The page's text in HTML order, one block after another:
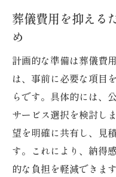
立秋の季節に
介
家族で確認し
立秋特有の地
小山市で安心
急な訃報にも
葬祭費の申請や
葬儀費用を抑える
め
計画的な準備は葬儀費
は、事前に必要な項目
らです。具体的には、
サービス選択を検討し
望を明確に共有し、見
す。これにより、納得
的な負担を軽減できます